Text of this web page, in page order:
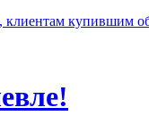
купившим